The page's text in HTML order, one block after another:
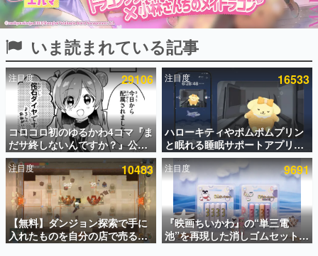
連載・特集一覧
殿堂入り記事
SNS拡散数が数千以上！ ページビュー数万以上！ などな
ど。多くの人々に読まれた、電ファミ渾身の“殿堂入り”記
事をまとめました。
ゲームの企画書
名作ゲームクリエイターの方々に製作時のエピソードをお
聞きし、ヒットする企画（ゲーム）とは何か？を探ってい
きます。
赫本
この物語を解いてはいけない。『赫本』は、〈試験問題〉
の形をした短編ホラー小説集です。
新世代に訊く
これからのデジタルゲーム市場を担う若きクリエイター達
の姿を追い、彼らのルーツと情熱を探っていきます。
いま読まれている記事
注目度 29106
コロコロ初のゆるかわ4コマ『ま
だサ終しないんですか？』公開
スタート。主人公は新入社員の
侘石ダイヤ、ゲーム会社を舞台
にトラブルへ対応する社員たち
を描く
注目度 16533
ハローキティやポムポムプリン
と眠れる睡眠サポートアプリ
『ゆめたび』が配信中。キャラ
ごとのASMRや目覚ましアラー
ムも搭載
注目度 10483
【無料】ダンジョン探索で手に
入れたものを自分の店で売るゲ
ーム『Moonlighter』がSteam
注目度 9691
『映画ちいかわ』の“単三電
池”を再現した消しゴムセットが
8月7日より発売決定。公式は